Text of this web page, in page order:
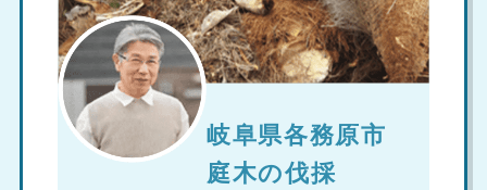
岐阜県各務原市
庭木の伐採